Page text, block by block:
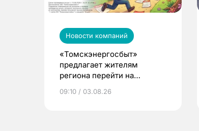
Новости компаний
«Томскэнергосбыт»
предлагает жителям
региона перейти на
выиграть призы
09:10 / 03.08.26